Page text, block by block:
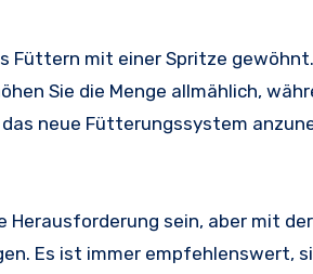
Füttern mit einer Spritze
Sie die Menge allmählich,
neue Fütterungssystem
sein, aber mit
Es ist immer empfehlenswert,